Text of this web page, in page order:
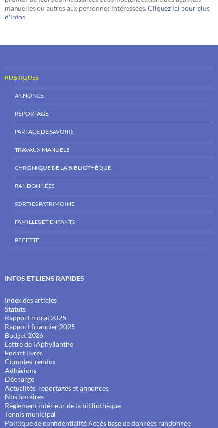
manuelles ou autres aux personnes intéressées.Cliquez ici pour plus
d'infos.
RUBRIQUES
ANNONCE
REPORTAGE
PARTAGE DE SAVOIRS
TRAVAUX MANUELS
CHRONIQUE DE LA BIBLIOTHÈQUE
RANDONNÉES
SORTIES PATRIMOINE
FAMILLES ET ENFANTS
RECETTE
INFOS ET LIENS RAPIDES
Index des articles
Statuts
Rapport moral 2025
Rapport financier 2025
Budget 2026
Lettre de l'Aphyllanthe
Encart livres
Comptes-rendus
Adhésions
Décharge
Actualités, reportages et annonces
Nos horaires
Règlement intérieur de la bibliothèque
Tennis municipal
Politique de confidentialitéAccès base de données randonnée